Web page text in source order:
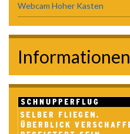
Webcam Hoher Kasten
Informationen